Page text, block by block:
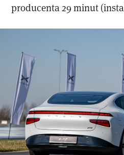
producenta 29 minut